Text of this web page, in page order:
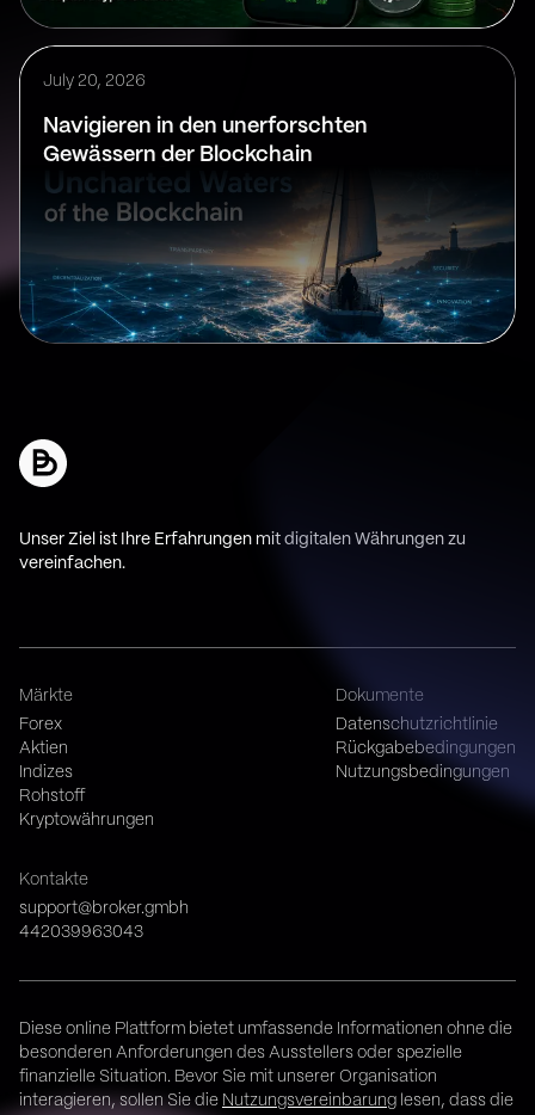
July 20, 2026
Navigieren in den unerforschten
Gewässern der Blockchain
Unser Ziel ist Ihre Erfahrungen mit digitalen Währungen zu
vereinfachen.
Märkte
Forex
Aktien
Indizes
Rohstoff
Kryptowährungen
Dokumente
Datenschutzrichtlinie
Rückgabebedingungen
Nutzungsbedingungen
Kontakte
support@broker.gmbh
442039963043
Diese online Plattform bietet umfassende Informationen ohne die
besonderen Anforderungen des Ausstellers oder spezielle
finanzielle Situation. Bevor Sie mit unserer Organisation
interagieren, sollen Sie die Nutzungsvereinbarung lesen, dass die